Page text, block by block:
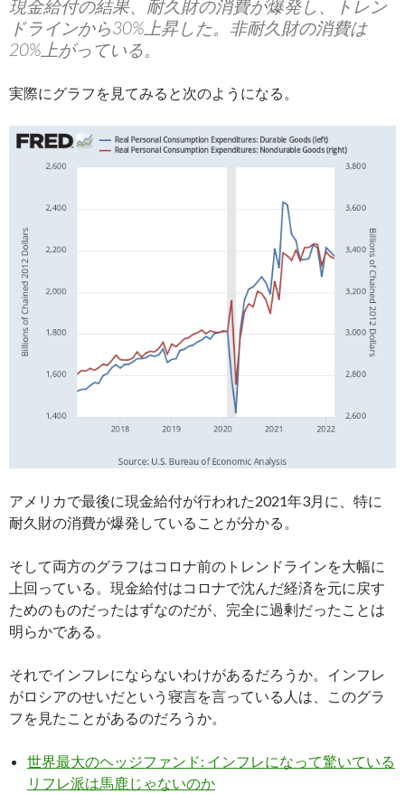
現金給付の結果、耐久財の消費が爆発し、トレン
ドラインから30%上昇した。非耐久財の消費は
20%上がっている。
実際にグラフを見てみると次のようになる。
アメリカで最後に現金給付が行われた2021年3月に、特に
耐久財の消費が爆発していることが分かる。
そして両方のグラフはコロナ前のトレンドラインを大幅に
上回っている。現金給付はコロナで沈んだ経済を元に戻す
ためのものだったはずなのだが、完全に過剰だったことは
明らかである。
それでインフレにならないわけがあるだろうか。インフレ
がロシアのせいだという寝言を言っている人は、このグラ
フを見たことがあるのだろうか。
世界最大のヘッジファンド: インフレになって驚いている
リフレ派は馬鹿じゃないのか